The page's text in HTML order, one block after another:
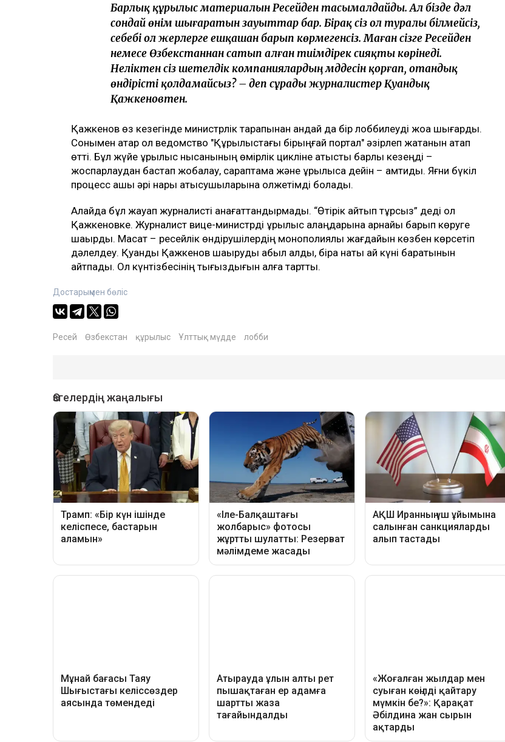
Барлық құрылыс материалын Ресейден тасымалдайды. Ал бізде дәл
сондай өнім шығаратын зауыттар бар. Бірақ сіз ол туралы білмейсіз,
себебі ол жерлерге ешқашан барып көрмегенсіз. Маған сізге Ресейден
немесе Өзбекстаннан сатып алған тиімдірек сияқты көрінеді.
Неліктен сіз шетелдік компаниялардың мүддесін қорғап, отандық
өндірісті қолдамайсыз? – деп сұрады журналистер Қуандық
Қажкеновтен.
Қажкенов өз кезегінде министрлік тарапынан қандай да бір лоббилеуді жоққа шығарды.
Сонымен қатар ол ведомство "Құрылыстағы бірыңғай портал" әзірлеп жатқанын атап
өтті. Бұл жүйе құрылыс нысанының өмірлік цикліне қатысты барлық кезеңді –
жоспарлаудан бастап жобалау, сараптама және құрылысқа дейін – қамтиды. Яғни бүкіл
процесс ашық әрі нарық қатысушыларына қолжетімді болады.
Алайда бұл жауап журналисті қанағаттандырмады. “Өтірік айтып тұрсыз” деді ол
Қажкеновке. Журналист вице-министрді құрылыс алаңдарына арнайы барып көруге
шақырды. Мақсат – ресейлік өндірушілердің монополиялық жағдайын көзбен көрсетіп
дәлелдеу. Қуандық Қажкенов шақыруды қабыл алды, бірақ нақты қай күні баратынын
айтпады. Ол күнтізбесінің тығыздығын алға тартты.
Достарыңмен бөліс
Ресей Өзбекстан құрылыс Ұлттық мүдде лобби